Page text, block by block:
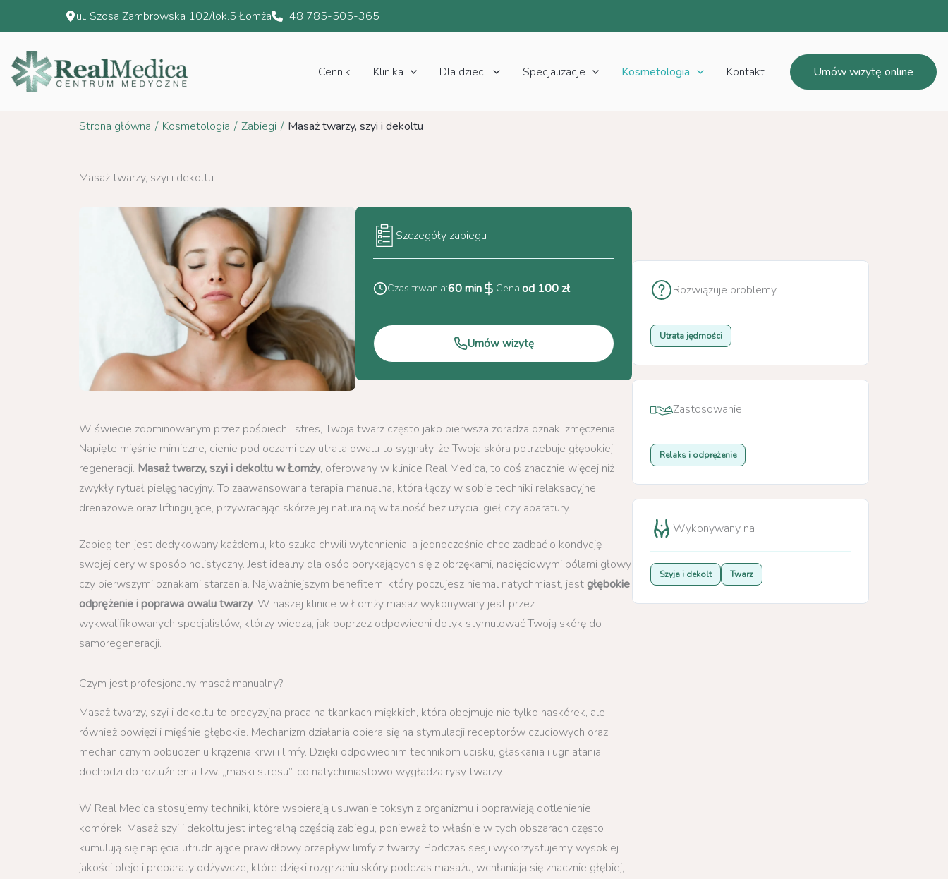
ul. Szosa Zambrowska 102/lok.5 Łomża +48 785-505-365
Cennik Klinika Dla dzieci Specjalizacje Kosmetologia Kontakt Umów wizytę online
Strona główna / Kosmetologia / Zabiegi / Masaż twarzy, szyi i dekoltu
Masaż twarzy, szyi i dekoltu
Szczegóły zabiegu
Czas trwania:60 min Cena:od 100 zł
Umów wizytę
W świecie zdominowanym przez pośpiech i stres, Twoja twarz często jako pierwsza zdradza oznaki zmęczenia.
Napięte mięśnie mimiczne, cienie pod oczami czy utrata owalu to sygnały, że Twoja skóra potrzebuje głębokiej
regeneracji. Masaż twarzy, szyi i dekoltu w Łomży, oferowany w klinice Real Medica, to coś znacznie więcej niż
zwykły rytuał pielęgnacyjny. To zaawansowana terapia manualna, która łączy w sobie techniki relaksacyjne,
drenażowe oraz liftingujące, przywracając skórze jej naturalną witalność bez użycia igieł czy aparatury.
Zabieg ten jest dedykowany każdemu, kto szuka chwili wytchnienia, a jednocześnie chce zadbać o kondycję
swojej cery w sposób holistyczny. Jest idealny dla osób borykających się z obrzękami, napięciowymi bólami głowy
czy pierwszymi oznakami starzenia. Najważniejszym benefitem, który poczujesz niemal natychmiast, jestgłębokie
odprężenie i poprawa owalu twarzy. W naszej klinice w Łomży masaż wykonywany jest przez
wykwalifikowanych specjalistów, którzy wiedzą, jak poprzez odpowiedni dotyk stymulować Twoją skórę do
samoregeneracji.
Czym jest profesjonalny masaż manualny?
Masaż twarzy, szyi i dekoltu to precyzyjna praca na tkankach miękkich, która obejmuje nie tylko naskórek, ale
również powięzi i mięśnie głębokie. Mechanizm działania opiera się na stymulacji receptorów czuciowych oraz
mechanicznym pobudzeniu krążenia krwi i limfy. Dzięki odpowiednim technikom ucisku, głaskania i ugniatania,
dochodzi do rozluźnienia tzw. „maski stresu”, co natychmiastowo wygładza rysy twarzy.
W Real Medica stosujemy techniki, które wspierają usuwanie toksyn z organizmu i poprawiają dotlenienie
komórek. Masaż szyi i dekoltu jest integralną częścią zabiegu, ponieważ to właśnie w tych obszarach często
kumulują się napięcia utrudniające prawidłowy przepływ limfy z twarzy. Podczas sesji wykorzystujemy wysokiej
jakości oleje i preparaty odżywcze, które dzięki rozgrzaniu skóry podczas masażu, wchłaniają się znacznie głębiej,
Rozwiązuje problemy
Utrata jędrności
Zastosowanie
Relaks i odprężenie
Wykonywany na
Szyja i dekolt Twarz